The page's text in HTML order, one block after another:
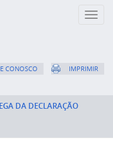
Toggle
CONOSCO IMPRIMIR
DA DECLARAÇÃO